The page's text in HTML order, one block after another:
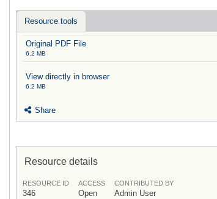
Resource tools
Original PDF File
6.2 MB
View directly in browser
6.2 MB
Share
Resource details
RESOURCE ID
346
ACCESS
Open
CONTRIBUTED BY
Admin User